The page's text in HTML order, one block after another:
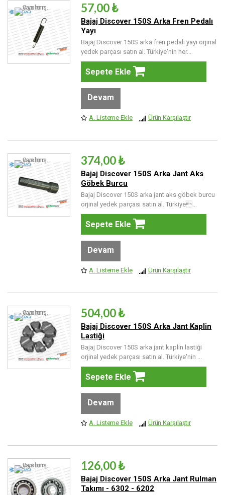
57,00 ₺
Bajaj Discover 150S Arka Fren Pedalı
Yayı
Bajaj Discover 150S arka fren pedalı yayı orjinal
yedek parçası satın al. Türkiye'nin her...
Sepete Ekle
Devam
A. Listeme Ekle Ürün Karşılaştır
374,00 ₺
Bajaj Discover 150S Arka Jant Aks
Göbek Burcu
Bajaj Discover 150S arka jant aks göbek burcu
orjinal yedek parçası satın al. Türkiye...
Sepete Ekle
Devam
A. Listeme Ekle Ürün Karşılaştır
504,00 ₺
Bajaj Discover 150S Arka Jant Kaplin
Lastiği
Bajaj Discover 150S arka jant kaplin lastiği
orjinal yedek parçası satın al. Türkiye'nin ...
Sepete Ekle
Devam
A. Listeme Ekle Ürün Karşılaştır
126,00 ₺
Bajaj Discover 150S Arka Jant Rulman
Takımı - 6302 - 6202